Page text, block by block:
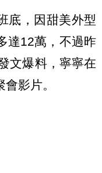
底，因甜美外型
達12萬，不過昨
文爆料，寧寧在
影片。